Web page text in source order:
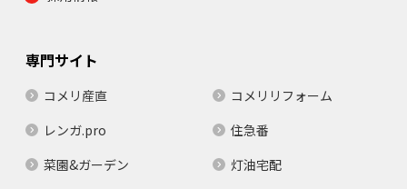
専門サイト
コメリ産直
コメリリフォーム
レンガ.pro
住急番
菜園&ガーデン
灯油宅配